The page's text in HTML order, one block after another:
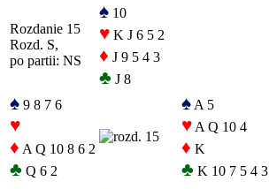
Rozdanie 15
Rozd. S,
po partii: NS
♠ 10
♥ K J 6 5 2
♦ J 9 5 4 3
♣ J 8
♠ 9 8 7 6
♥
♦ A Q 10 8 6 2
♣ Q 6 2
♠ A 5
♥ A Q 10 4
♦ K
♣ K 10 7 5 4 3